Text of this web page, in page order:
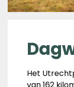
Het
van 162